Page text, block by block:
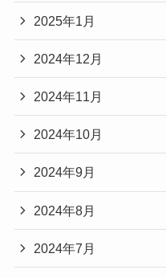
2025年1月
2024年12月
2024年11月
2024年10月
2024年9月
2024年8月
2024年7月